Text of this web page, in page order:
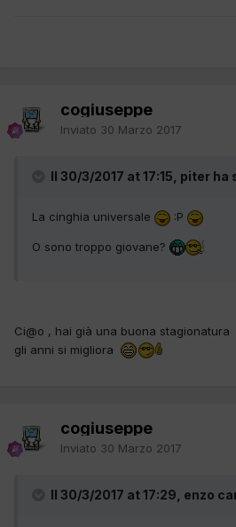
cogiuseppe
Inviato 30 Marzo 2017
Il 30/3/2017 at 17:15, piter
La cinghia universale :P
O sono troppo giovane?
Ci@o , hai già una buona stagionatura
gli anni si migliora
cogiuseppe
Inviato 30 Marzo 2017
Il 30/3/2017 at 17:29, enzo